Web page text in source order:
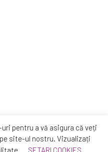
pentru a vă asigura că veți
site-ul nostru. Vizualizați
SETARI COOKIES